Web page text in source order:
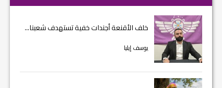
خلف الأقنعة أجندات خفية تستهدف شعبنا...
يوسف إيليا